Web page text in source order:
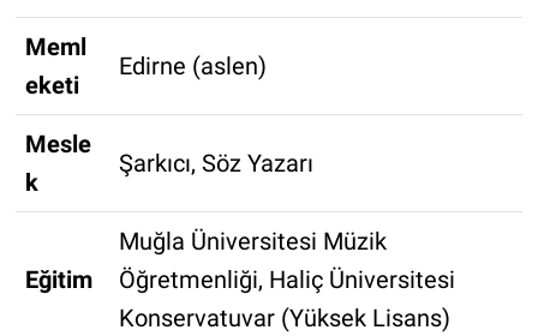
Meml
eketi
Edirne (aslen)
Mesle
k
Şarkıcı, Söz Yazarı
Eğitim
Muğla Üniversitesi Müzik
Öğretmenliği, Haliç Üniversitesi
Konservatuvar (Yüksek Lisans)